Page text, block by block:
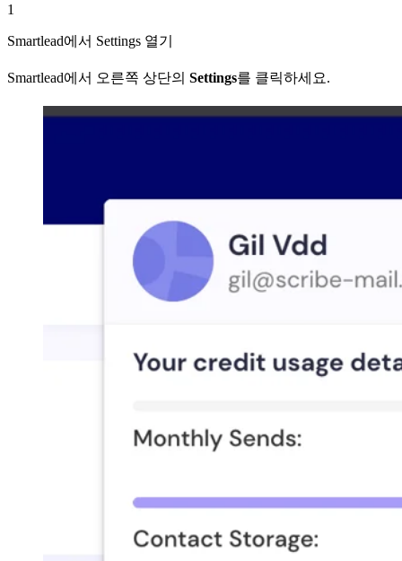
1
Smartlead에서 Settings 열기
Smartlead에서 오른쪽 상단의 Settings를 클릭하세요.